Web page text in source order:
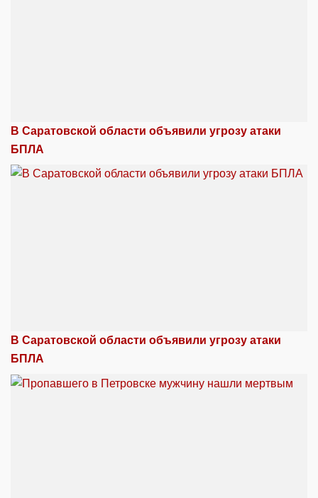
В Саратовской области объявили угрозу атаки
БПЛА
В Саратовской области объявили угрозу атаки
БПЛА